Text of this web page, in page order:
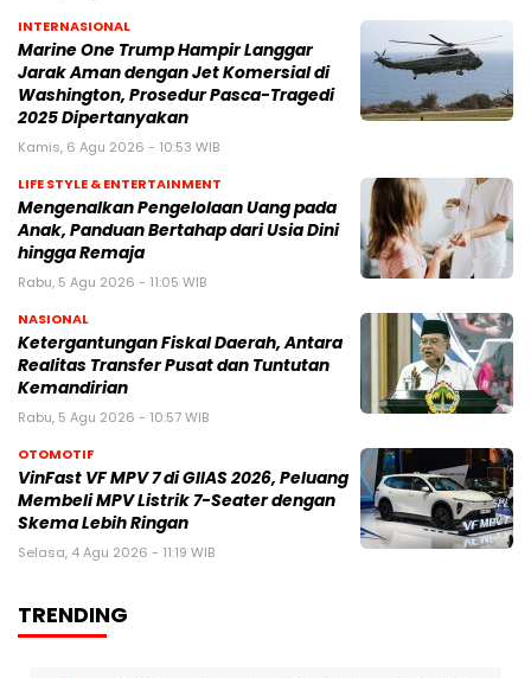
INTERNASIONAL
Marine One Trump Hampir Langgar
Jarak Aman dengan Jet Komersial di
Washington, Prosedur Pasca-Tragedi
2025 Dipertanyakan
Kamis, 6 Agu 2026 - 10:53 WIB
LIFE STYLE & ENTERTAINMENT
Mengenalkan Pengelolaan Uang pada
Anak, Panduan Bertahap dari Usia Dini
hingga Remaja
Rabu, 5 Agu 2026 - 11:05 WIB
NASIONAL
Ketergantungan Fiskal Daerah, Antara
Realitas Transfer Pusat dan Tuntutan
Kemandirian
Rabu, 5 Agu 2026 - 10:57 WIB
OTOMOTIF
VinFast VF MPV 7 di GIIAS 2026, Peluang
Membeli MPV Listrik 7-Seater dengan
Skema Lebih Ringan
Selasa, 4 Agu 2026 - 11:19 WIB
TRENDING